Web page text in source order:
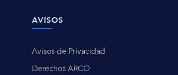
AVISOS
Avisos de Privacidad
Derechos ARCO